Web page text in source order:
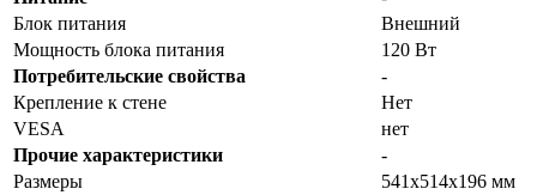
Блок питания
Внешний
Мощность блока питания
120 Вт
Потребительские свойства
-
Крепление к стене
Нет
VESA
нет
Прочие характеристики
-
Размеры
541х514х196 мм